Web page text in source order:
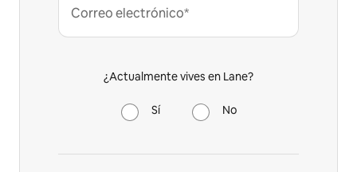
Correo electrónico*
¿Actualmente vives en Lane?
Sí No